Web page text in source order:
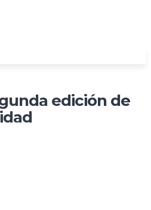
edición de